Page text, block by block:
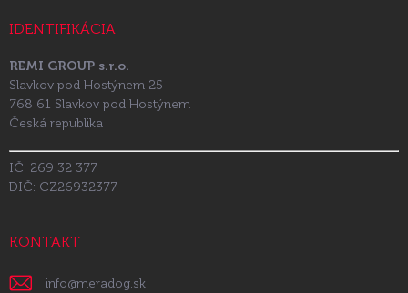
IDENTIFIKÁCIA
REMI GROUP s.r.o.
Slavkov pod Hostýnem 25
768 61 Slavkov pod Hostýnem
Česká republika
IČ: 269 32 377
DIČ: CZ26932377
KONTAKT
info@meradog.sk